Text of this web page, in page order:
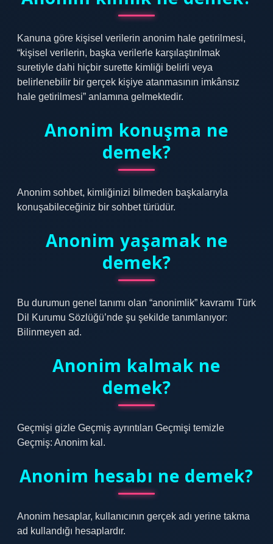
Kanuna göre kişisel verilerin anonim hale getirilmesi,
“kişisel verilerin, başka verilerle karşılaştırılmak
suretiyle dahi hiçbir surette kimliği belirli veya
belirlenebilir bir gerçek kişiye atanmasının imkânsız
hale getirilmesi” anlamına gelmektedir.
Anonim konuşma ne
demek?
Anonim sohbet, kimliğinizi bilmeden başkalarıyla
konuşabileceğiniz bir sohbet türüdür.
Anonim yaşamak ne
demek?
Bu durumun genel tanımı olan “anonimlik” kavramı Türk
Dil Kurumu Sözlüğü’nde şu şekilde tanımlanıyor:
Bilinmeyen ad.
Anonim kalmak ne
demek?
Geçmişi gizle Geçmiş ayrıntıları Geçmişi temizle
Geçmiş: Anonim kal.
Anonim hesabı ne demek?
Anonim hesaplar, kullanıcının gerçek adı yerine takma
ad kullandığı hesaplardır.